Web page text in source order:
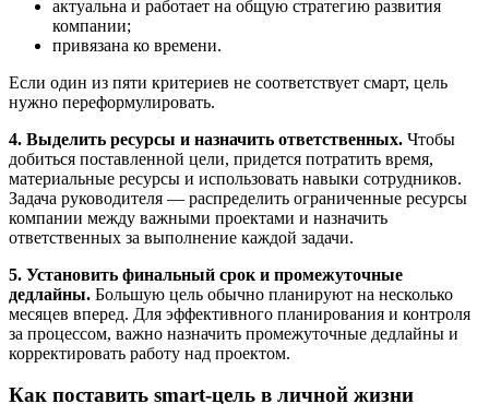
актуальна и работает на общую стратегию развития
компании;
привязана ко времени.
Если один из пяти критериев не соответствует смарт, цель
нужно переформулировать.
4. Выделить ресурсы и назначить ответственных. Чтобы
добиться поставленной цели, придется потратить время,
материальные ресурсы и использовать навыки сотрудников.
Задача руководителя — распределить ограниченные ресурсы
компании между важными проектами и назначить
ответственных за выполнение каждой задачи.
5. Установить финальный срок и промежуточные
дедлайны. Большую цель обычно планируют на несколько
месяцев вперед. Для эффективного планирования и контроля
за процессом, важно назначить промежуточные дедлайны и
корректировать работу над проектом.
Как поставить smart-цель в личной жизни